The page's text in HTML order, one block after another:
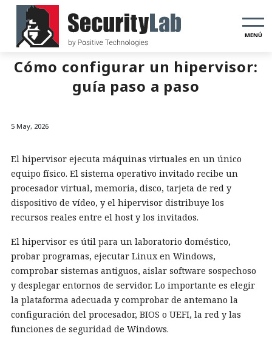
MENÚ
Cómo configurar un hipervisor:
guía paso a paso
5 May, 2026
El hipervisor ejecuta máquinas virtuales en un único
equipo físico. El sistema operativo invitado recibe un
procesador virtual, memoria, disco, tarjeta de red y
dispositivo de vídeo, y el hipervisor distribuye los
recursos reales entre el host y los invitados.
El hipervisor es útil para un laboratorio doméstico,
probar programas, ejecutar Linux en Windows,
comprobar sistemas antiguos, aislar software sospechoso
y desplegar entornos de servidor. Lo importante es elegir
la plataforma adecuada y comprobar de antemano la
configuración del procesador, BIOS o UEFI, la red y las
funciones de seguridad de Windows.